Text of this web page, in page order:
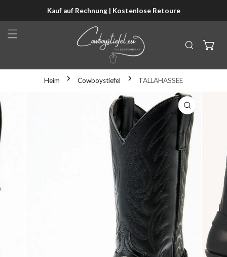
SPRINGENKauf auf Rechnung | Kostenlose Retoure
Heim Cowboystiefel TALLAHASSEE
SPRINGEN